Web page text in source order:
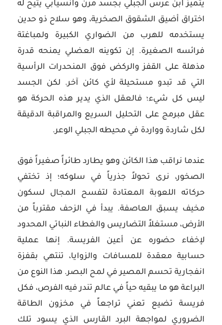
يتميز ابن عرس الجبلي بجسد مرن وانسيابي يتيح له
اختراق أضيق الشقوق الصخرية، وهو سلاح ذو حدين
يستخدمه للهرب من الضواري الكبيرة ولمباغتة
فرائسه الصغيرة. إن تكوينه العضلي يمنحه قدرة
مذهلة على القفز والركض فوق المنحدرات الرأسية
التي قد تبدو مستحيلة لأي كائن آخر. لكن الجسد
ليس كل شيء؛ فالعقل الذي يدير هذه الحركة هو
عقل مبرمج على التحليل السريع والمراقبة الدقيقة
لكل شاردة وواردة في محيطه الجبلي الوعر.
عندما نراقب هذا الكائن وهو يطارد طائراً صغيراً فوق
الصخور، نرى تحولاً جذرياً في سلوكه؛ إذ تختفي
حركاته اللعوبة المعتادة لتفسح المجال لسكون
مخيف يسبق العاصفة. يبدأ في الزحف مقترباً من
الأرض، مستغلاً التضاريس والغطاء النباتي المحدود
لإخفاء حضوره عن أعين الفريسة. إنها عملية
حسابية معقدة للمسافات والزوايا، تنتهي بقفزة
انفجارية تحسم المصير في لمح البصر. هذا النوع من
البراعة هو ما يبقيه حياً في عالم تندر فيه الفرص، فكل
فريسة تضيع تعني تراجعاً في مخزون الطاقة
الضروري لمواجهة البرد القارس الذي يسود تلك